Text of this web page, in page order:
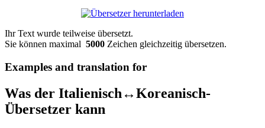
Ihr Text wurde teilweise übersetzt.
Sie können maximal 5000 Zeichen gleichzeitig übersetzen.
Examples and translation for
Was der Italienisch↔Koreanisch-
Übersetzer kann